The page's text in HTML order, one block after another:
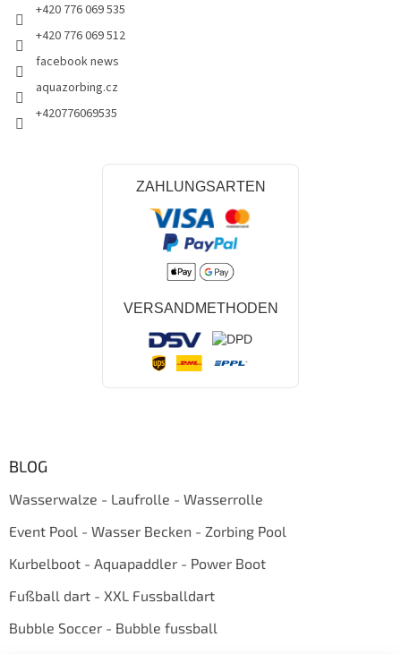
+420 776 069 535
+420 776 069 512
facebook news
aquazorbing.cz
+420776069535
ZAHLUNGSARTEN
VERSANDMETHODEN
BLOG
Wasserwalze - Laufrolle - Wasserrolle
Event Pool - Wasser Becken - Zorbing Pool
Kurbelboot - Aquapaddler - Power Boot
Fußball dart - XXL Fussballdart
Bubble Soccer - Bubble fussball